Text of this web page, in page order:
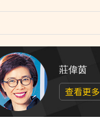
莊偉茵
查看更多